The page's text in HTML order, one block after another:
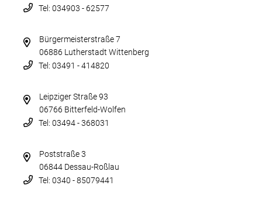
Tel: 034903 - 62577
Bürgermeisterstraße 7
06886 Lutherstadt Wittenberg
Tel: 03491 - 414820
Leipziger Straße 93
06766 Bitterfeld-Wolfen
Tel: 03494 - 368031
Poststraße 3
06844 Dessau-Roßlau
Tel: 0340 - 85079441